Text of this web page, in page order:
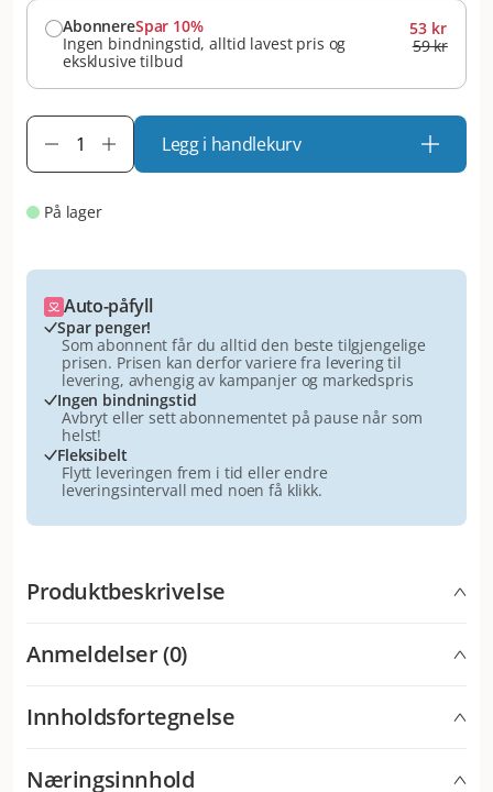
AbonnereSpar 10%
Ingen bindningstid, alltid lavest pris og
eksklusive tilbud
53 kr
59 kr
Legg i handlekurv
På lager
Auto-påfyll
Spar penger!
Som abonnent får du alltid den beste tilgjengelige
prisen. Prisen kan derfor variere fra levering til
levering, avhengig av kampanjer og markedspris
Ingen bindningstid
Avbryt eller sett abonnementet på pause når som
helst!
Fleksibelt
Flytt leveringen frem i tid eller endre
leveringsintervall med noen få klikk.
Produktbeskrivelse
praktisk emballasje, kan gis som snacks eller som
smakstilsetning på maten. Sukkerfri, uten
konserveringsmidler og fargestoffer.
Anmeldelser (0)
Hva synes andre kunder
Cat Liquid-Snack Kylling er en stor favoritt blant
katter – selv de mest kresne går svake for denne
Innholdsfortegnelse
(4% kylling), vegetabilske biprodukter, oljer og fettstoff,
Næringsinnhold